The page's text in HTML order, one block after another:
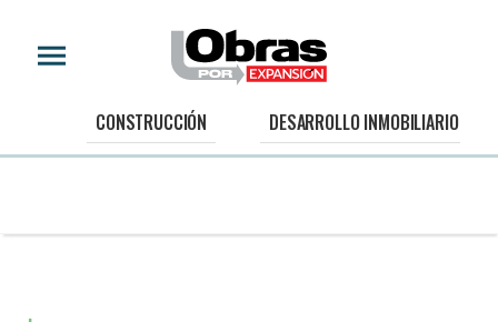
CONSTRUCCIÓN DESARROLLO INMOBILIARIO